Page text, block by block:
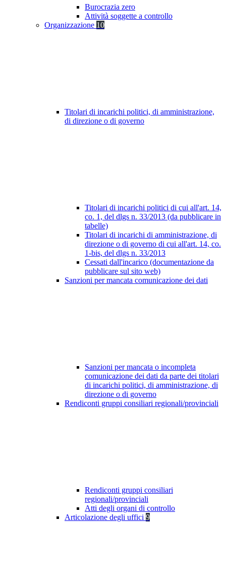
Burocrazia zero
Attività soggette a controllo
Organizzazione 10
Titolari di incarichi politici, di amministrazione,
di direzione o di governo
Titolari di incarichi politici di cui all'art. 14,
co. 1, del dlgs n. 33/2013 (da pubblicare in
tabelle)
Titolari di incarichi di amministrazione, di
direzione o di governo di cui all'art. 14, co.
1-bis, del dlgs n. 33/2013
Cessati dall'incarico (documentazione da
pubblicare sul sito web)
Sanzioni per mancata comunicazione dei dati
Sanzioni per mancata o incompleta
comunicazione dei dati da parte dei titolari
di incarichi politici, di amministrazione, di
direzione o di governo
Rendiconti gruppi consiliari regionali/provinciali
Rendiconti gruppi consiliari
regionali/provinciali
Atti degli organi di controllo
Articolazione degli uffici 9